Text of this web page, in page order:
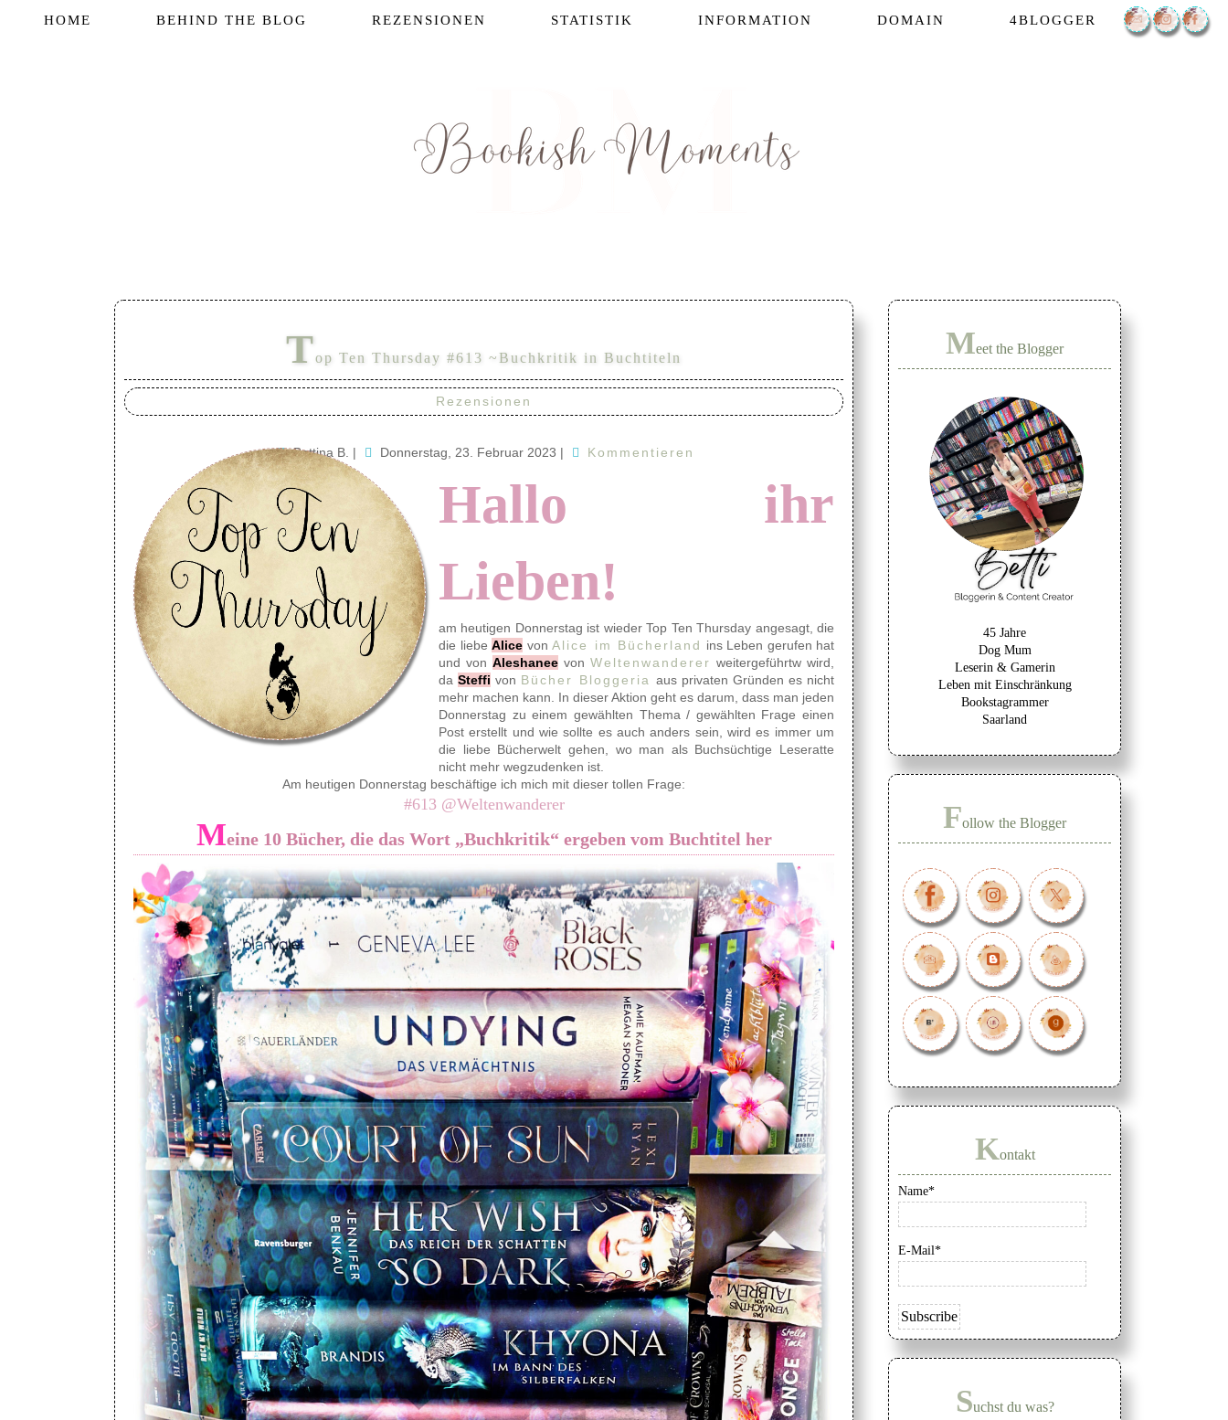
HOME BEHIND THE BLOG REZENSIONEN STATISTIK INFORMATION DOMAIN 4BLOGGER
Top Ten Thursday #613 ~Buchkritik in Buchtiteln
Rezensionen
Bettina B. | Donnerstag, 23. Februar 2023 | Kommentieren
Hallo ihr
Lieben!
am heutigen Donnerstag ist wieder Top Ten Thursday angesagt, die
die liebe Alice von Alice im Bücherland ins Leben gerufen hat
und von Aleshanee von Weltenwanderer weitergeführtw wird,
daSteffi von Bücher Bloggeria aus privaten Gründen es nicht
mehr machen kann. In dieser Aktion geht es darum, dass man jeden
Donnerstag zu einem gewählten Thema / gewählten Frage einen
Post erstellt und wie sollte es auch anders sein, wird es immer um
die liebe Bücherwelt gehen, wo man als Buchsüchtige Leseratte
nicht mehr wegzudenken ist.
Am heutigen Donnerstag beschäftige ich mich mit dieser tollen Frage:
#613 @Weltenwanderer
Meine 10 Bücher, die das Wort „Buchkritik“ ergeben vom Buchtitel her
Meet the Blogger
45 Jahre
Dog Mum
Leserin & Gamerin
Leben mit Einschränkung
Bookstagrammer
Saarland
Follow the Blogger
Kontakt
Name*
E-Mail*
Suchst du was?